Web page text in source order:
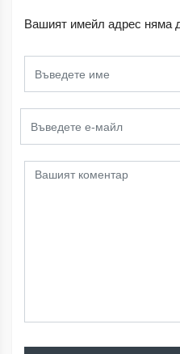
Вашият имейл адрес няма